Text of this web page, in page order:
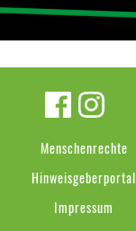
Menschenrechte
Hinweisgeberportal
Impressum